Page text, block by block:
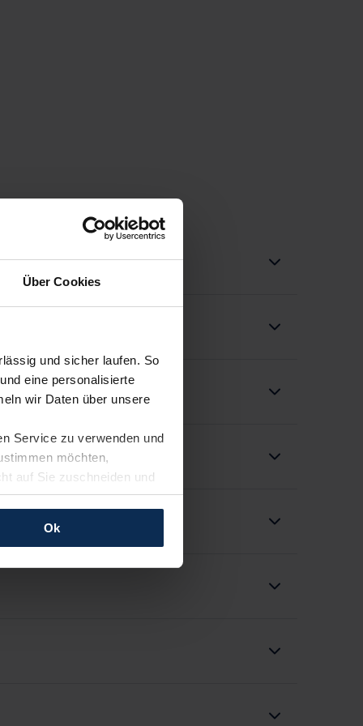
Über Cookies
und sicher laufen. So
eine personalisierte
wir Daten über unsere
Service zu verwenden und
möchten,
auf Sie zuschneiden und
jederzeit anpassen
eines
datenschutz@meinauto.de
Ok